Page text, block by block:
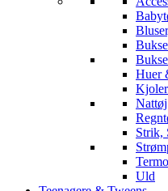
Huer
Strik,
Uld